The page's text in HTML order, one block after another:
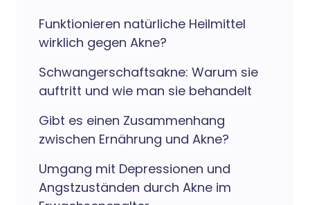
Funktionieren natürliche Heilmittel
wirklich gegen Akne?
Schwangerschaftsakne: Warum sie
auftritt und wie man sie behandelt
Gibt es einen Zusammenhang
zwischen Ernährung und Akne?
Umgang mit Depressionen und
Angstzuständen durch Akne im